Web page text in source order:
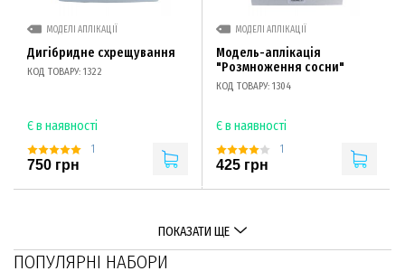
МОДЕЛІ АПЛІКАЦІЇ
Дигібридне схрещування
КОД ТОВАРУ: 1322
Є в наявності
1
750 грн
МОДЕЛІ АПЛІКАЦІЇ
Модель-аплікація
"Розмноження сосни"
КОД ТОВАРУ: 1304
Є в наявності
1
425 грн
ПОКАЗАТИ ЩЕ
ПОПУЛЯРНІ НАБОРИ